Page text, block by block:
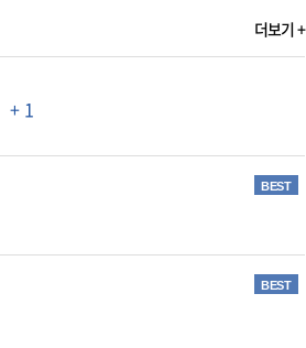
더보기 +
+ 1
BEST
BEST